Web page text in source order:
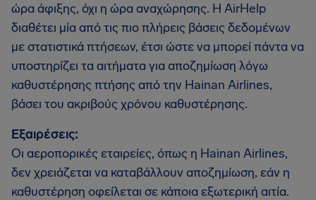
ώρα άφιξης, όχι η ώρα αναχώρησης. Η AirHelp
διαθέτει μία από τις πιο πλήρεις βάσεις δεδομένων
με στατιστικά πτήσεων, έτσι ώστε να μπορεί πάντα να
υποστηρίζει τα αιτήματα για αποζημίωση λόγω
καθυστέρησης πτήσης από την Hainan Airlines,
βάσει του ακριβούς χρόνου καθυστέρησης.
Εξαιρέσεις:
Οι αεροπορικές εταιρείες, όπως η Hainan Airlines,
δεν χρειάζεται να καταβάλλουν αποζημίωση, εάν η
καθυστέρηση οφείλεται σε κάποια εξωτερική αιτία.